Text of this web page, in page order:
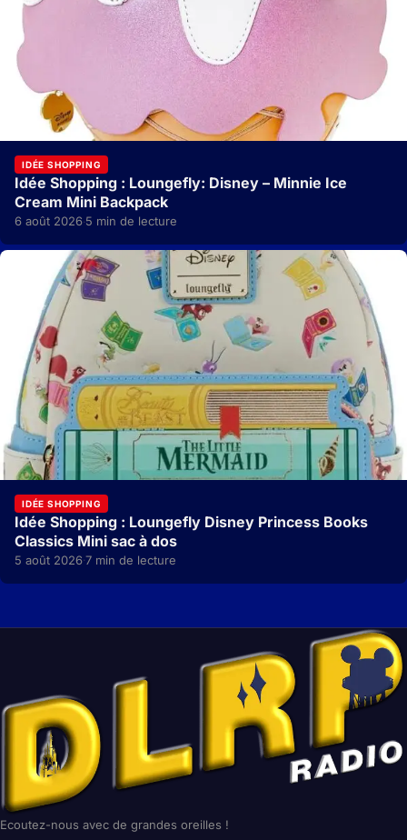
IDÉE SHOPPING
Idée Shopping : Loungefly: Disney – Minnie Ice
Cream Mini Backpack
6 août 2026·5 min de lecture
IDÉE SHOPPING
Idée Shopping : Loungefly Disney Princess Books
Classics Mini sac à dos
5 août 2026·7 min de lecture
Ecoutez-nous avec de grandes oreilles !